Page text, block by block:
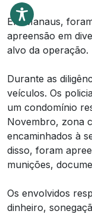
Em Manaus,
apreensão em
alvo da operação.
Durante as
veículos. Os
um condomínio
Novembro, zona
encaminhados à
disso, foram
munições,
Os envolvidos
dinheiro,